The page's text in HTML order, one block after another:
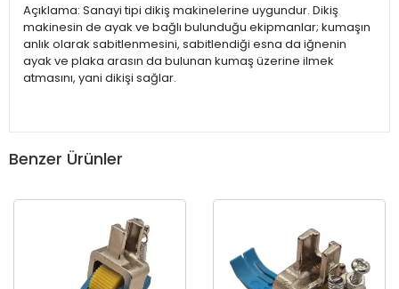
Açıklama: Sanayi tipi dikiş makinelerine uygundur. Dikiş
makinesin de ayak ve bağlı bulunduğu ekipmanlar; kumaşın
anlık olarak sabitlenmesini, sabitlendiği esna da iğnenin
ayak ve plaka arasın da bulunan kumaş üzerine ilmek
atmasını, yani dikişi sağlar.
Benzer Ürünler